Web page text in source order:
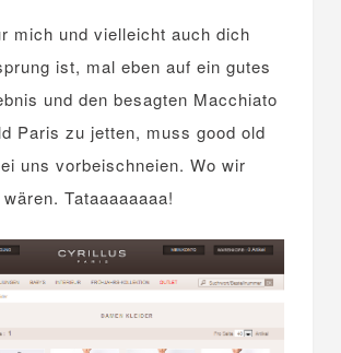
mich und vielleicht auch dich
ist, mal eben auf ein gutes
und den besagten Macchiato
Paris zu jetten, muss good old
uns vorbeischneien. Wo wir
Tataaaaaaaa!